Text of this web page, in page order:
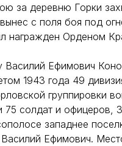
за деревню Горки
с поля боя под
награжден Орденом
Василий Ефимович
1943 года 49
группировки
75 солдат и офицеров,
западнее
Ефимович.